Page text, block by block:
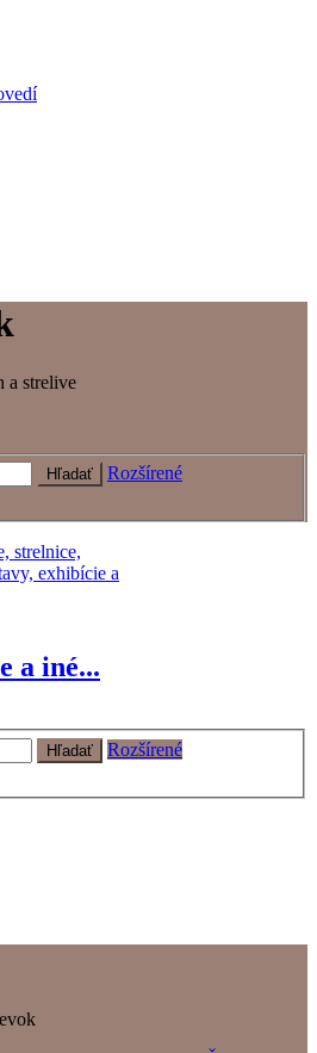
a strelive
Hľadať
Rozšírené
strelnice,
exhibície a
a iné...
Hľadať
Rozšírené